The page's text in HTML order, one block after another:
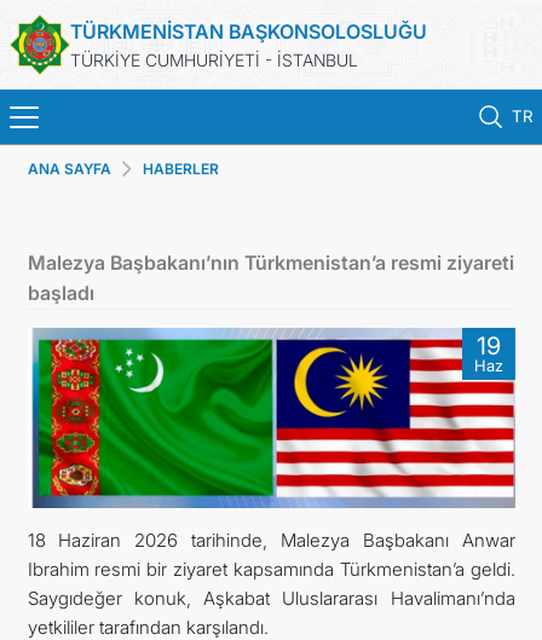
TÜRKMENİSTAN BAŞKONSOLOSLUĞU
TÜRKİYE CUMHURİYETİ - İSTANBUL
TR
KONSOLOSLUK RANDEVU SISTEMI
KONSOLOSLUK IŞLEMLERI
DB
İLETIŞIM
ANA SAYFA HABERLER
Malezya Başbakanı’nın Türkmenistan’a resmi ziyareti
başladı
19
Haz
18 Haziran 2026 tarihinde, Malezya Başbakanı Anwar
Ibrahim resmi bir ziyaret kapsamında Türkmenistan’a geldi.
Saygıdeğer konuk, Aşkabat Uluslararası Havalimanı’nda
yetkililer tarafından karşılandı.